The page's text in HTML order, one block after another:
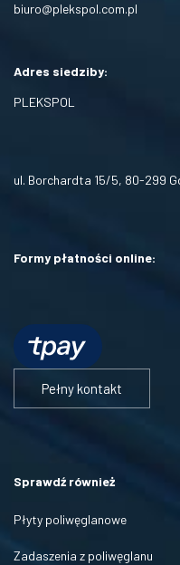
biuro@plekspol.com.pl
Adres siedziby:
PLEKSPOL
ul. Borchardta 15/5, 80-299
Formy płatności online:
Pełny kontakt
Sprawdź również
Płyty poliwęglanowe
Zadaszenia z poliwęglanu